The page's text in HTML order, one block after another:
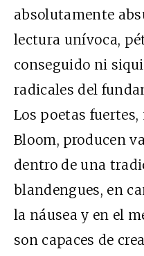
absolutamente
lectura unívoca,
conseguido ni
radicales del
Los poetas
Bloom, producen
dentro de una
blandengues, en
la náusea y en el
son capaces de